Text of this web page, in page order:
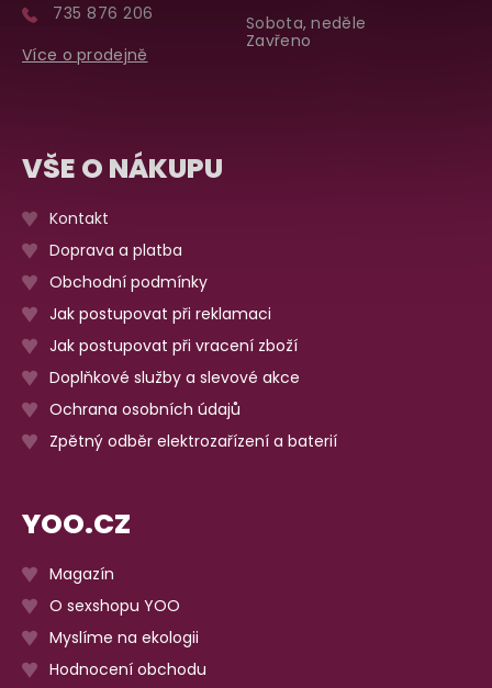
735 876 206
Více o prodejně
Sobota, neděle
Zavřeno
VŠE O NÁKUPU
Kontakt
Doprava a platba
Obchodní podmínky
Jak postupovat při reklamaci
Jak postupovat při vracení zboží
Doplňkové služby a slevové akce
Ochrana osobních údajů
Zpětný odběr elektrozařízení a baterií
YOO.CZ
Magazín
O sexshopu YOO
Myslíme na ekologii
Hodnocení obchodu